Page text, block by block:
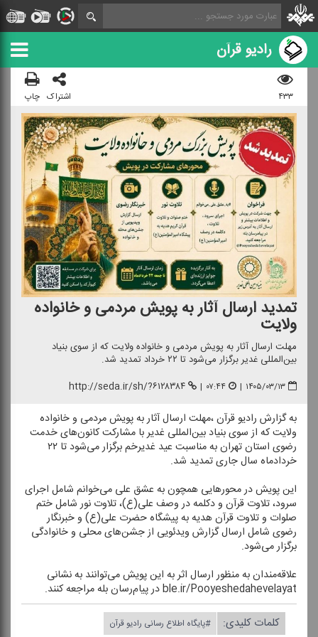
رادیو قرآن
۴۳۳ اشتراک چاپ
تمدید ارسال آثار به پویش مردمی و خانواده
ولایت
مهلت ارسال آثار به پویش مردمی و خانواده ولایت كه از سوی بنیاد
بین‌المللی غدیر برگزار می‌شود تا ۲۲ خرداد تمدید شد.
۱۴۰۵/۰۳/۱۳ | ۰۷:۴۴ | http://seda.ir/sh/?۶۱۲۸۳۸۴
به گزارش رادیو قرآن ،مهلت ارسال آثار به پویش مردمی و خانواده
ولایت كه از سوی بنیاد بین‌المللی غدیر با مشاركت كانون‌های خدمت
رضوی استان تهران به مناسبت عید غدیرخم برگزار می‌شود تا ۲۲
خردادماه سال جاری تمدید شد.
این پویش در محورهایی همچون به عشق علی می‌خوانم شامل اجرای
سرود، تلاوت قرآن و دكلمه در وصف علی(ع)، تلاوت نور شامل ختم
صلوات و تلاوت قرآن هدیه به پیشگاه حضرت علی(ع) و خبرنگار
رضوی شامل ارسال گزارش ویدئویی از جشن‌های محلی و خانوادگی
برگزار می‌شود.
علاقه‌مندان به منظور ارسال اثر به این پویش می‌توانند به نشانی
ble.ir/Pooyeshedahevelayat در پیام‌رسان بله مراجعه كنند.
کلمات کلیدی:
#پایگاه اطلاع رسانی رادیو قرآن